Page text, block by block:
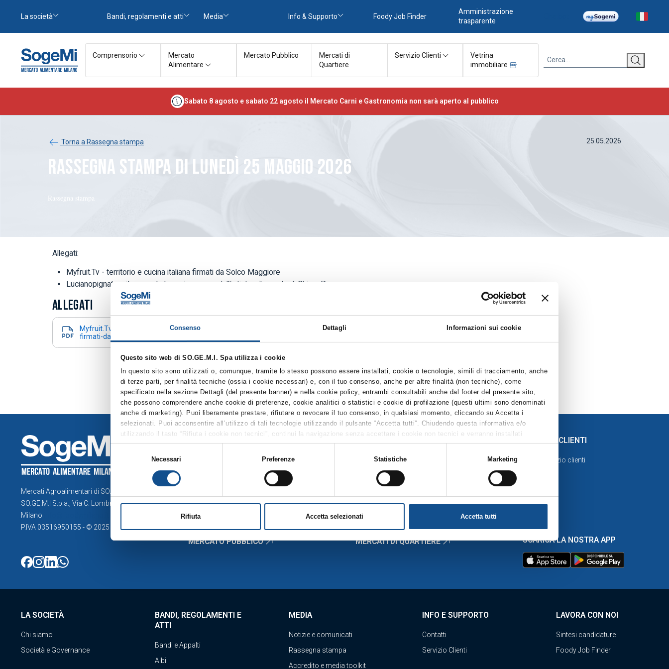
Consenso Dettagli Informazioni sui cookie
Questo sito web di SO.GE.M.I. Spa utilizza i cookie
In questo sito sono utilizzati o, comunque, tramite lo stesso possono essere installati, cookie o tecnologie, simili di tracciamento, anche
di terze parti, per finalità tecniche (ossia i cookie necessari) e, con il tuo consenso, anche per altre finalità (non tecniche), come
specificato nella sezione Dettagli (del presente banner) e nella cookie policy, entrambi consultabili anche dal footer del presente sito,
che possono comprendere anche cookie di preferenze, cookie analitici o statistici e cookie di profilazione (questi ultimi sono denominati
anche di marketing). Puoi liberamente prestare, rifiutare o revocare il tuo consenso, in qualsiasi momento, cliccando su Accetta i
selezionati. Puoi acconsentire all’utilizzo di tali tecnologie utilizzando il pulsante “Accetta tutti”. Chiudendo questa informativa e/o
utilizzando il tasto “Rifiuta i cookie non tecnici”, continui la navigazione senza accettare i cookie non tecnici e verranno installati
solamente i cookie tecnici. Per quanto riguarda ulteriori informazioni previste dall’art. 13 del Regolamento (UE) 2016/679, non riportate
nella suddetta sezione Dettagli (accessibile anche dal footer del sito, tramite apposito tasto funzionale alla scelta delle “Impostazioni dei
consenso
Necessari Preferenze Statistiche Marketing
Rifiuta Accetta selezionati Accetta tutti
La società Bandi, regolamenti e atti Media Info & Supporto Foody Job Finder
Amministrazione
trasparente
Comprensorio
Mercato
Alimentare
Mercato Pubblico
Mercati di
Quartiere
Servizio Clienti
Vetrina
immobiliare
Sabato 8 agosto e sabato 22 agosto il Mercato Carni e Gastronomia non sarà aperto al pubblico
Torna a Rassegna stampa 25.05.2026
RASSEGNA STAMPA DI LUNEDÌ 25 MAGGIO 2026
Rassegna stampa
Allegati:
Myfruit.Tv - territorio e cucina italiana firmati da Solco Maggiore
Lucianopignataro.it - quando la cucina nasce dall'istinto - il mondo di Chiara Pannozzo
ALLEGATI
Myfruit.Tv-Territorio e cucina italiana
firmati-da-Sapore-Maggiore
lucianopignataro.it_quando_la_cucina_nasce_dallistinto_il_mondo_di_chiara_pannozzo
Mercati Agroalimentari di SO.GE.M.I. Spa
SO.GE.M.I S.p.a., Via C. Lombroso 54,
Milano
P.IVA 03516950155 - © 2025
Esplora la mappa del Comprensorio
MERCATO PUBBLICO
Mercato Ortofrutta
Mercato Ittico Milano
Mercato Fiori
MERCATI DI QUARTIERE
SERVIZIO CLIENTI
Visita servizio clienti
SCARICA LA NOSTRA APP
LA SOCIETÀ
Chi siamo
Società e Governance
BANDI, REGOLAMENTI E
ATTI
Bandi e Appalti
Albi
MEDIA
Notizie e comunicati
Rassegna stampa
Accredito e media toolkit
INFO E SUPPORTO
Contatti
Servizio Clienti
LAVORA CON NOI
Sintesi candidature
Foody Job Finder